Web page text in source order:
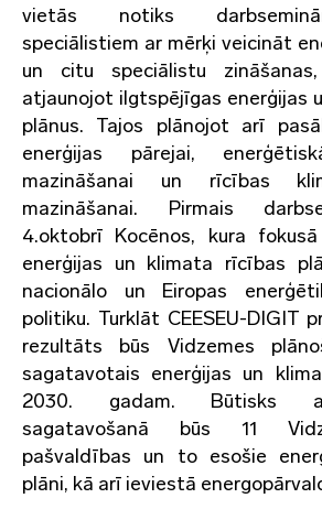
vietās notiks
speciālistiem ar mērķi veicināt
un citu speciālistu
atjaunojot ilgtspējīgas enerģijas
plānus. Tajos plānojot arī
enerģijas pārejai,
mazināšanai un rīcības
mazināšanai. Pirmais
4.oktobrī Kocēnos, kura
enerģijas un klimata rīcības
nacionālo un Eiropas
politiku. Turklāt CEESEU-DIGIT
rezultāts būs Vidzemes
sagatavotais enerģijas un
2030. gadam. Būtisks
sagatavošanā būs 11
pašvaldības un to esošie
plāni, kā arī ieviestā